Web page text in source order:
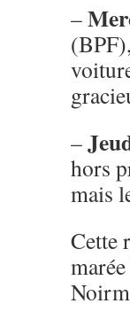
–
–
hors
mais
Cette